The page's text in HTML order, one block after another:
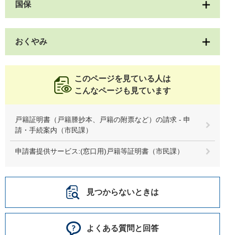
国保
おくやみ
このページを見ている人は
こんなページも見ています
戸籍証明書（戸籍謄抄本、戸籍の附票など）の請求 - 申
請・手続案内（市民課）
申請書提供サービス:(窓口用)戸籍等証明書（市民課）
見つからないときは
よくある質問と回答